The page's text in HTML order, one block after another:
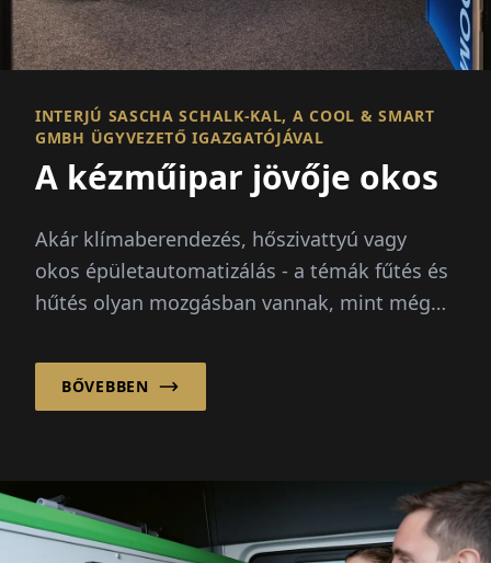
INTERJÚ SASCHA SCHALK-KAL, A COOL & SMART
GMBH ÜGYVEZETŐ IGAZGATÓJÁVAL
A kézműipar jövője okos
Akár klímaberendezés, hőszivattyú vagy
okos épületautomatizálás - a témák fűtés és
hűtés olyan mozgásban vannak, mint még
BŐVEBBEN